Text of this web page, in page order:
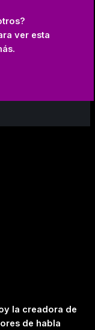
ver esta
la creadora de
de habla